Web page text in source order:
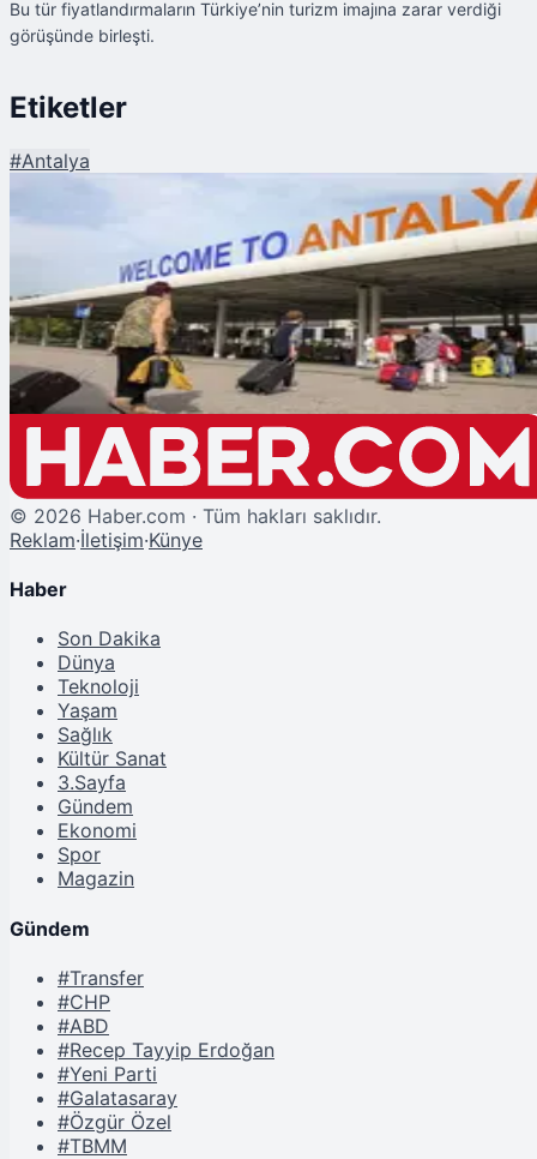
Bu tür fiyatlandırmaların Türkiye’nin turizm imajına zarar verdiği
görüşünde birleşti.
Etiketler
#Antalya
Antalya Havalimanı'nda Fahiş Fiyat İsyanı: Alman Turistler Şoke Oldu!
© 2026 Haber.com · Tüm hakları saklıdır.
Reklam·İletişim·Künye
Haber
Son Dakika
Dünya
Teknoloji
Yaşam
Sağlık
Kültür Sanat
3.Sayfa
Gündem
Ekonomi
Spor
Magazin
Gündem
#Transfer
#CHP
#ABD
#Recep Tayyip Erdoğan
#Yeni Parti
#Galatasaray
#Özgür Özel
#TBMM